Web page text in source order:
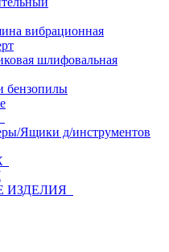
вибрационная
шлифовальная
бензопилы
Ящики д/инструментов
ИЗДЕЛИЯ